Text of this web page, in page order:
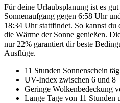
Für deine Urlaubsplanung ist es
Sonnenaufgang gegen 6:58 Uhr
18:34 Uhr stattfindet. So kannst du
die Wärme der Sonne genießen.
nur 22% garantiert dir beste
Ausflüge.
11 Stunden Sonnenschein
UV-Index zwischen 6 und 8
Geringe Wolkenbedeckung
Lange Tage von 11 Stunden